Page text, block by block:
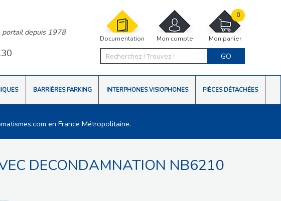
Documentation Mon compte Mon panier
0
GO
portail depuis 1978
BARRIÈRES PARKING INTERPHONES VISIOPHONES PIÈCES DÉTACHÉES
en France Métropolitaine.
DECONDAMNATION NB6210